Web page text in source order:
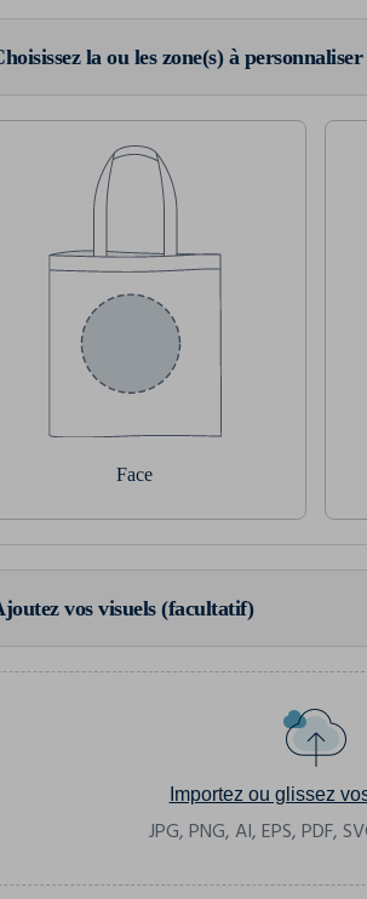
la ou les zone(s) à personnaliser
Face
vos visuels (facultatif)
Importez ou glissez
JPG, PNG, AI, EPS, PDF,